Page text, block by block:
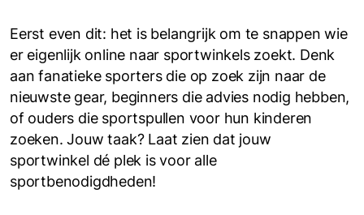
Eerst even dit: het is belangrijk om te snappen wie
er eigenlijk online naar sportwinkels zoekt. Denk
aan fanatieke sporters die op zoek zijn naar de
nieuwste gear, beginners die advies nodig hebben,
of ouders die sportspullen voor hun kinderen
zoeken. Jouw taak? Laat zien dat jouw
sportwinkel dé plek is voor alle
sportbenodigdheden!